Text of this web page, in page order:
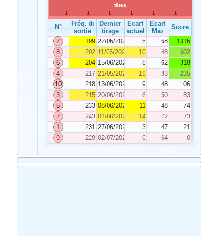
têtes.
N°
Fréq. de
sortie
Dernier
tirage
Ecart
actuel
Ecart
Max
Score
2
199 22/06/2022 5 68
1316
8
202 11/06/2022 10 48
602
6
204 15/06/2022 8 62
318
4
217 21/05/2022 19 83
235
10
218 13/06/2022 9 48
106
3
215 20/06/2022 6 50
83
5
233 08/06/2022 11 48
74
7
243 01/06/2022 14 72
73
1
231 27/06/2022 3 47
21
9
229 02/07/2022 0 64 0